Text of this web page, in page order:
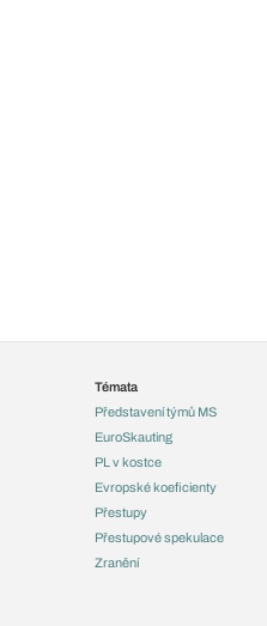
Témata
Představení týmů MS
EuroSkauting
PL v kostce
Evropské koeficienty
Přestupy
Přestupové spekulace
Zranění